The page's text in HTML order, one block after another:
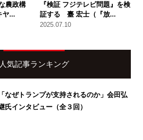
農政構
ヤ...
『検証 フジテレビ問題』を検
証する 臺 宏士（『放...
2025.07.10
人気記事ランキング
「なぜトランプが支持されるのか」会田弘
氏インタビュー（全３回）